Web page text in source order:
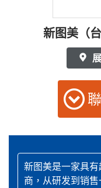
新图美（
新图美是一家具
商，从研发到销